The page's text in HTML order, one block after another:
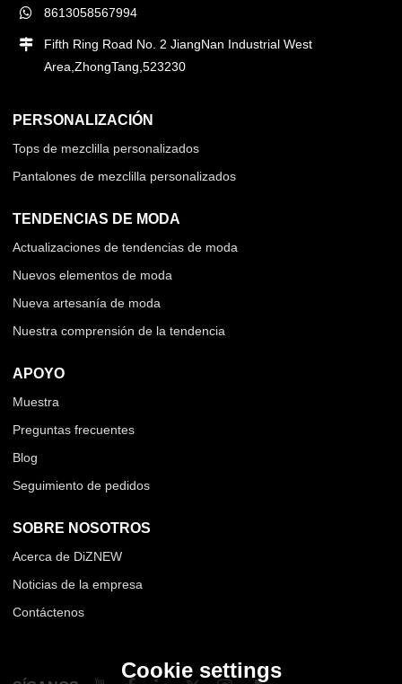
8613058567994
Fifth Ring Road No. 2 JiangNan Industrial West
Area,ZhongTang,523230
PERSONALIZACIÓN
Tops de mezclilla personalizados
Pantalones de mezclilla personalizados
TENDENCIAS DE MODA
Actualizaciones de tendencias de moda
Nuevos elementos de moda
Nueva artesanía de moda
Nuestra comprensión de la tendencia
APOYO
Muestra
Preguntas frecuentes
Blog
Seguimiento de pedidos
SOBRE NOSOTROS
Acerca de DiZNEW
Noticias de la empresa
Contáctenos
Cookie settings